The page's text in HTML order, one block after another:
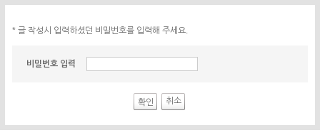
* 글 작성시 입력하셨던 비밀번호를 입력해 주세요.
비밀번호 입력
확인 취소